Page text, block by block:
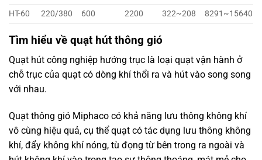
HT-60
220/380 600 2200 322~208 8291~15640
Tìm hiểu về quạt hút thông gió
Quạt hút công nghiệp hướng trục là loại quạt vận hành ở
chỗ trục của quạt có dòng khí thổi ra và hút vào song song
với nhau.
Quạt thông gió Miphaco có khả năng lưu thông không khí
vô cùng hiệu quả, cụ thể quạt có tác dụng lưu thông không
khí, đẩy không khí nóng, tù đọng từ bên trong ra ngoài và